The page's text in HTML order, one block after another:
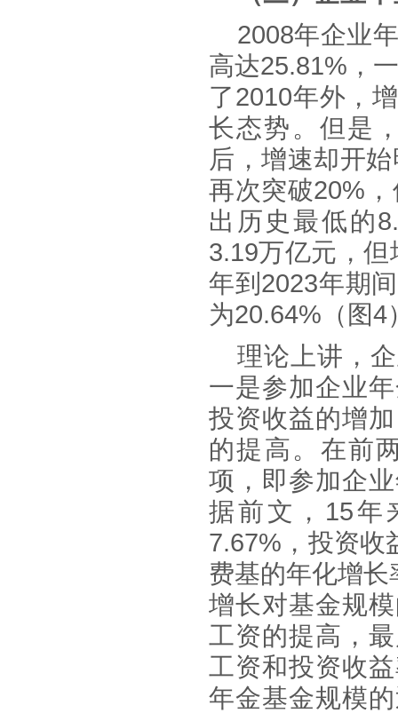
2008年企业
高达25.81%，
了2010年外，
长态势。但是
后，增速却开
再次突破20%
出历史最低的
3.19万亿元，
年到2023年期
为20.64%（图4
理论上讲，
一是参加企业
投资收益的增
的提高。在前
项，即参加企
据前文， 15年
7.67%，投资收
费基的年化增长
增长对基金规
工资的提高，
工资和投资收
年金基金规模